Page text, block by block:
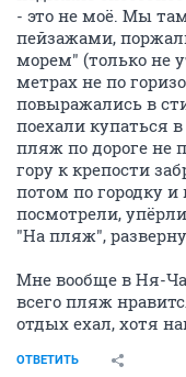
- это не моё. Мы
пейзажами,
морем" (только не
метрах не по
повыражались в
поехали купаться
пляж по дороге не
гору к крепости
потом по городку и
посмотрели,
"На пляж",
Мне вообще в Ня-
всего пляж
отдых ехал, хотя
ОТВЕТИТЬ